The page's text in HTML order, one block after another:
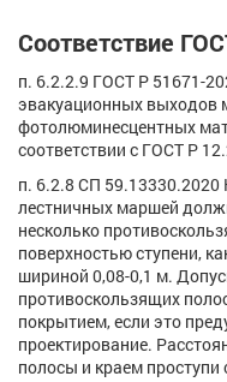
Соответствие
п. 6.2.2.9 ГОСТ Р 51671-
эвакуационных выходов
фотолюминесцентных
соответствии с ГОСТ Р
п. 6.2.8 СП 59.13330.2020
лестничных маршей
несколько
поверхностью ступени,
шириной 0,08-0,1 м.
противоскользящих
покрытием, если это
проектирование.
полосы и краем проступи